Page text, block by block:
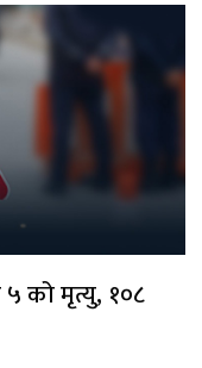
५ को मृत्यु, १०८